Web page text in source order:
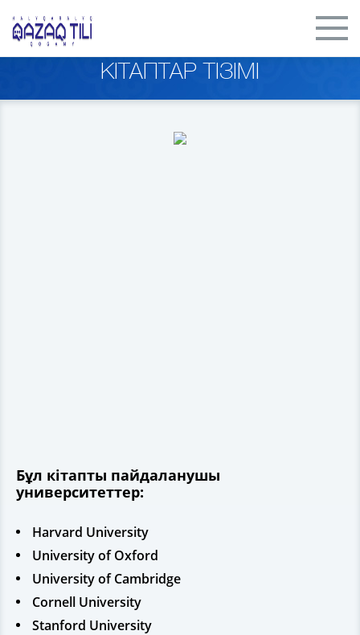
КІТАПТАР ТІЗІМІ
Бұл кітапты пайдаланушы
университеттер:
Harvard University
University of Oxford
University of Cambridge
Сornell University
Stanford University